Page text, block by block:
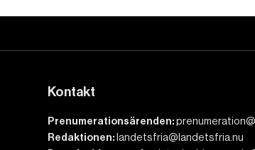
Kontakt
Prenumerationsärenden:
Redaktionen: landetsfria@landetsfria.nu